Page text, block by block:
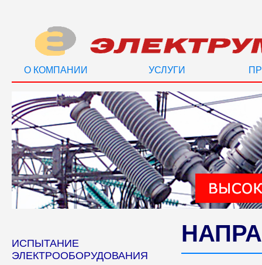
О КОМПАНИИ УСЛУГИ
ИСПЫТАНИЕ
ЭЛЕКТРООБОРУДОВАНИЯ